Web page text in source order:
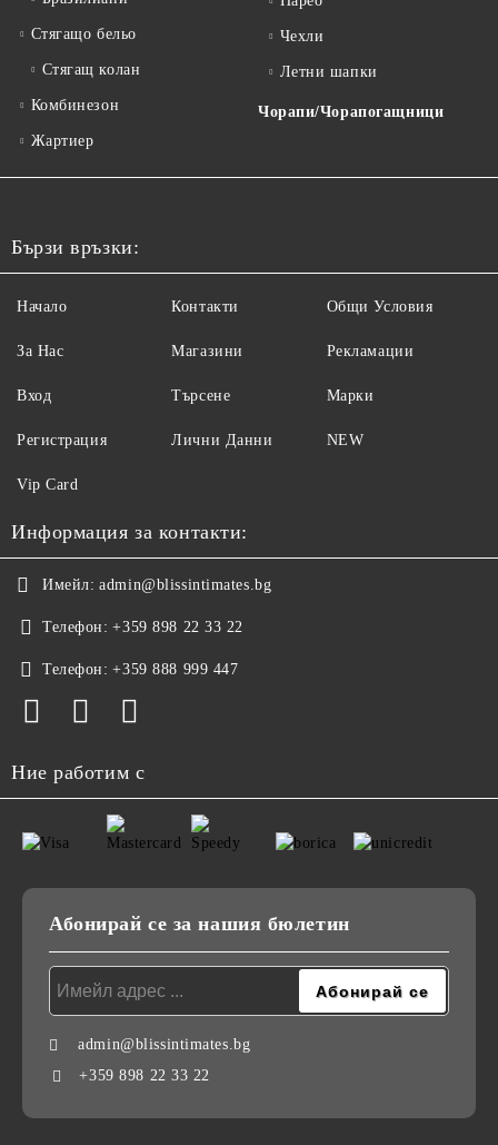
Стягащо бельо
Стягащ колан
Комбинезон
Жартиер
Чехли
Летни шапки
Чорапи/Чорапогащници
Бързи връзки:
Начало
За Нас
Вход
Регистрация
Контакти
Магазини
Търсене
Лични Данни
Общи Условия
Рекламации
Марки
NEW
Vip Card
Информация за контакти:
Имейл: admin@blissintimates.bg
Телефон: +359 898 22 33 22
Телефон: +359 888 999 447
Ние работим с
Абонирай се за нашия бюлетин
admin@blissintimates.bg
+359 898 22 33 22